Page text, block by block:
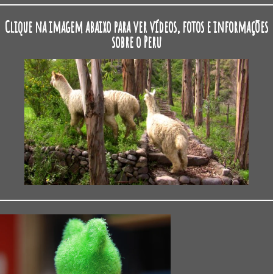
Clique na imagem abaixo para ver vídeos, fotos e informações
sobre o Peru